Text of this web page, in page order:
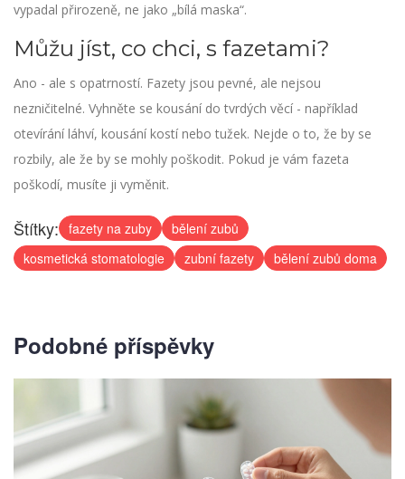
vypadal přirozeně, ne jako „bílá maska“.
Můžu jíst, co chci, s fazetami?
Ano - ale s opatrností. Fazety jsou pevné, ale nejsou
nezničitelné. Vyhněte se kousání do tvrdých věcí - například
otevírání láhví, kousání kostí nebo tužek. Nejde o to, že by se
rozbily, ale že by se mohly poškodit. Pokud je vám fazeta
poškodí, musíte ji vyměnit.
Štítky: fazety na zuby
bělení zubů
kosmetická stomatologie
zubní fazety bělení zubů doma
Podobné příspěvky